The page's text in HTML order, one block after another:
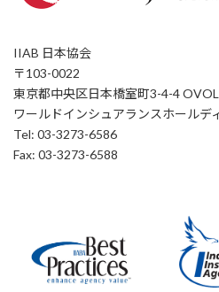
IIAB 日本協会
〒103-0022
東京都中央区日本橋室町3-4-4
ワールドインシュアランスホールデ
Tel: 03-3273-6586
Fax: 03-3273-6588